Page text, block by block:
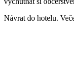
Návrat do hotelu.